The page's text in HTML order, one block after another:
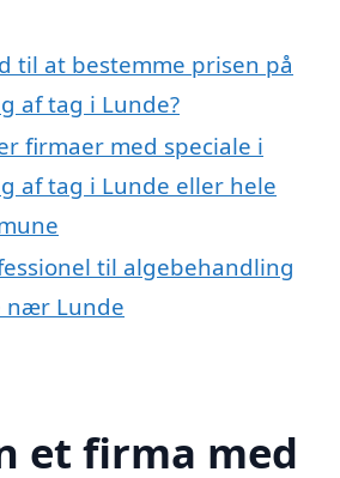
til at bestemme prisen på
af tag i Lunde?
firmaer med speciale i
af tag i Lunde eller hele
til algebehandling
nær Lunde
et firma med